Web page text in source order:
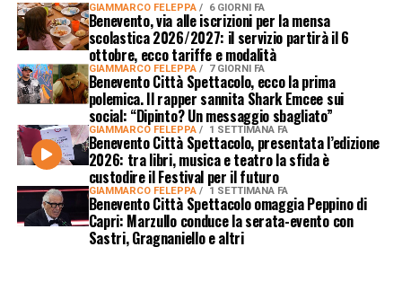
GIAMMARCO FELEPPA 6 GIORNI FA
Benevento, via alle iscrizioni per la mensa
scolastica 2026/2027: il servizio partirà il 6
ottobre, ecco tariffe e modalità
GIAMMARCO FELEPPA 7 GIORNI FA
Benevento Città Spettacolo, ecco la prima
polemica. Il rapper sannita Shark Emcee sui
social: “Dipinto? Un messaggio sbagliato”
GIAMMARCO FELEPPA 1 SETTIMANA FA
Benevento Città Spettacolo, presentata l’edizione
2026: tra libri, musica e teatro la sfida è
custodire il Festival per il futuro
GIAMMARCO FELEPPA 1 SETTIMANA FA
Benevento Città Spettacolo omaggia Peppino di
Capri: Marzullo conduce la serata-evento con
Sastri, Gragnaniello e altri